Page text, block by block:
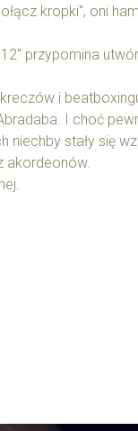
kropki", oni
przypomina
i
I choć
niechby stały się
akordeonów.